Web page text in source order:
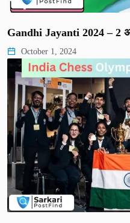
Gandhi Jayanti 2024 – 2
October 1, 2024